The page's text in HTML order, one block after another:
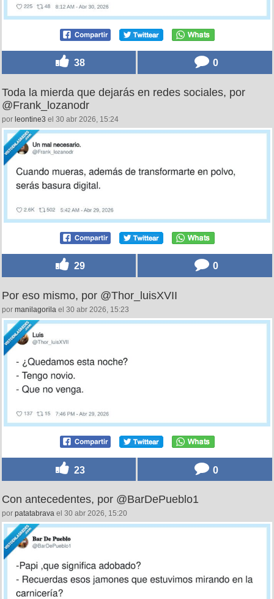
38 0
Toda la mierda que dejarás en redes sociales, por
@Frank_lozanodr
por leontine3 el 30 abr 2026, 15:24
29 0
Por eso mismo, por @Thor_luisXVII
por manilagorila el 30 abr 2026, 15:23
23 0
Con antecedentes, por @BarDePueblo1
por patatabrava el 30 abr 2026, 15:20